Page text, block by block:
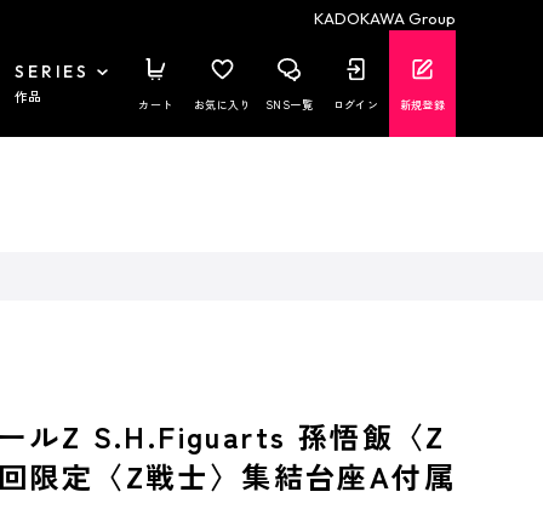
KADOKAWA Group
SERIES
作品 カート お気に入り SNS一覧 ログイン 新規登録
ルZ S.H.Figuarts 孫悟飯〈Z
限定〈Z戦士〉集結台座A付属